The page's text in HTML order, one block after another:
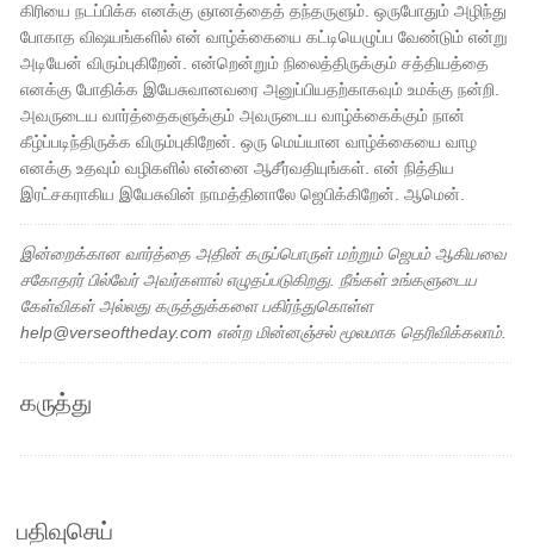
கிரியை நடப்பிக்க எனக்கு ஞானத்தைத் தந்தருளும். ஒருபோதும் அழிந்து
போகாத விஷயங்களில் என் வாழ்க்கையை கட்டியெழுப்ப வேண்டும் என்று
அடியேன் விரும்புகிறேன். என்றென்றும் நிலைத்திருக்கும் சத்தியத்தை
எனக்கு போதிக்க இயேசுவானவரை அனுப்பியதற்காகவும் உமக்கு நன்றி.
அவருடைய வார்த்தைகளுக்கும் அவருடைய வாழ்க்கைக்கும் நான்
கீழ்ப்படிந்திருக்க விரும்புகிறேன். ஒரு மெய்யான வாழ்க்கையை வாழ
எனக்கு உதவும் வழிகளில் என்னை ஆசீர்வதியுங்கள். என் நித்திய
இரட்சகராகிய இயேசுவின் நாமத்தினாலே ஜெபிக்கிறேன். ஆமென்.
இன்றைக்கான வார்த்தை அதின் கருப்பொருள் மற்றும் ஜெபம் ஆகியவை
சகோதரர் பில்வேர் அவர்களால் எழுதப்படுகிறது. நீங்கள் உங்களுடைய
கேள்விகள் அல்லது கருத்துக்களை பகிர்ந்துகொள்ள
help@verseoftheday.com என்ற மின்னஞ்சல் மூலமாக தெரிவிக்கலாம்.
கருத்து
பதிவுசெய்